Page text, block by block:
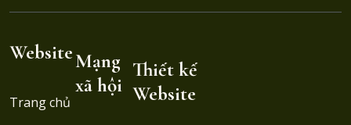
Website
Trang chủ
Mạng
xã hội
Thiết kế
Website